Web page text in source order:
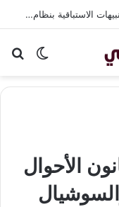
“ثمار المتحدة – TUC Business” يدمج التنبيهات الاستباقية بنظام CRM في شاشة واحدة لحماية الشركات من الغرامات وضياع الوقت
الوضع
الأحوال